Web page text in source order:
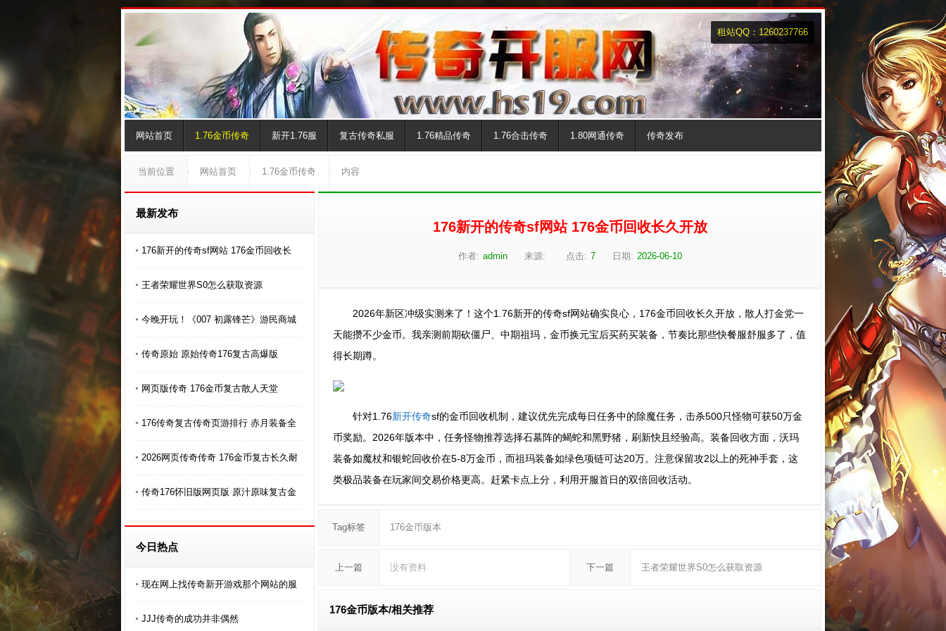
租站QQ：1260237766
网站首页 1.76金币传奇 新开1.76服 复古传奇私服 1.76精品传奇 1.76合击传奇 1.80网通传奇 传奇发布
当前位置 网站首页 1.76金币传奇 内容
最新发布
176新开的传奇sf网站 176金币回收长
王者荣耀世界S0怎么获取资源
今晚开玩！《007 初露锋芒》游民商城
传奇原始 原始传奇176复古高爆版
网页版传奇 176金币复古散人天堂
176传奇复古传奇页游排行 赤月装备全
2026网页传奇传奇 176金币复古长久耐
传奇176怀旧版网页版 原汁原味复古金
今日热点
现在网上找传奇新开游戏那个网站的服
JJJ传奇的成功并非偶然
176新开的传奇sf网站 176金币回收长久开放
作者: admin 来源: 点击: 7 日期: 2026-06-10
2026年新区冲级实测来了！这个1.76新开的传奇sf网站确实良心，176金币回收长久开放，散人打金党一
天能攒不少金币。我亲测前期砍僵尸、中期祖玛，金币换元宝后买药买装备，节奏比那些快餐服舒服多了，值
得长期蹲。
针对1.76新开传奇sf的金币回收机制，建议优先完成每日任务中的除魔任务，击杀500只怪物可获50万金
币奖励。2026年版本中，任务怪物推荐选择石墓阵的蝎蛇和黑野猪，刷新快且经验高。装备回收方面，沃玛
装备如魔杖和银蛇回收价在5-8万金币，而祖玛装备如绿色项链可达20万。注意保留攻2以上的死神手套，这
类极品装备在玩家间交易价格更高。赶紧卡点上分，利用开服首日的双倍回收活动。
Tag标签 176金币版本
上一篇 没有资料 下一篇 王者荣耀世界S0怎么获取资源
176金币版本/相关推荐